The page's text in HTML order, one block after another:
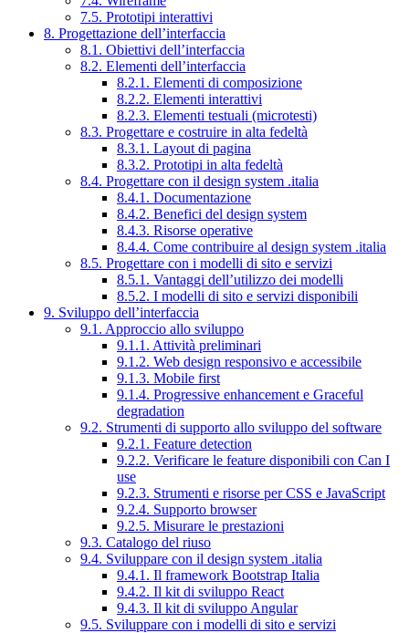
7.5. Prototipi interattivi
8. Progettazione dell’interfaccia
8.1. Obiettivi dell’interfaccia
8.2. Elementi dell’interfaccia
8.2.1. Elementi di composizione
8.2.2. Elementi interattivi
8.2.3. Elementi testuali (microtesti)
8.3. Progettare e costruire in alta fedeltà
8.3.1. Layout di pagina
8.3.2. Prototipi in alta fedeltà
8.4. Progettare con il design system .italia
8.4.1. Documentazione
8.4.2. Benefici del design system
8.4.3. Risorse operative
8.4.4. Come contribuire al design system .italia
8.5. Progettare con i modelli di sito e servizi
8.5.1. Vantaggi dell’utilizzo dei modelli
8.5.2. I modelli di sito e servizi disponibili
9. Sviluppo dell’interfaccia
9.1. Approccio allo sviluppo
9.1.1. Attività preliminari
9.1.2. Web design responsivo e accessibile
9.1.3. Mobile first
9.1.4. Progressive enhancement e Graceful
degradation
9.2. Strumenti di supporto allo sviluppo del software
9.2.1. Feature detection
9.2.2. Verificare le feature disponibili con Can I
use
9.2.3. Strumenti e risorse per CSS e JavaScript
9.2.4. Supporto browser
9.2.5. Misurare le prestazioni
9.3. Catalogo del riuso
9.4. Sviluppare con il design system .italia
9.4.1. Il framework Bootstrap Italia
9.4.2. Il kit di sviluppo React
9.4.3. Il kit di sviluppo Angular
9.5. Sviluppare con i modelli di sito e servizi